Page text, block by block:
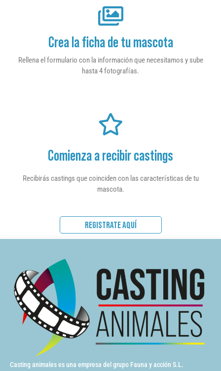
Crea la ficha de tu mascota
Rellena el formulario con la información que necesitamos y sube
hasta 4 fotografías.
Comienza a recibir castings
Recibirás castings que coinciden con las características de tu
mascota.
REGISTRATE AQUÍ
Casting animales es una empresa del grupo Fauna y acción S.L.